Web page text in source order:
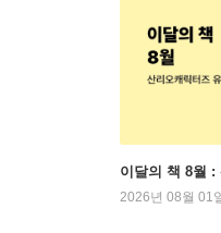
이달의 책 8월 :
2026년 08월 01